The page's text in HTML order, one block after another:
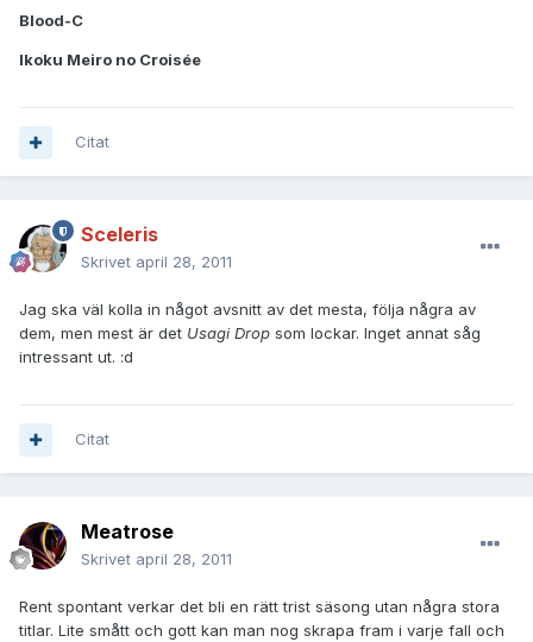
Blood-C
Ikoku Meiro no Croisée
Citat
Sceleris
Skrivet april 28, 2011
Jag ska väl kolla in något avsnitt av det mesta, följa några av
dem, men mest är det Usagi Drop som lockar. Inget annat såg
intressant ut. :d
Citat
Meatrose
Skrivet april 28, 2011
Rent spontant verkar det bli en rätt trist säsong utan några stora
titlar. Lite smått och gott kan man nog skrapa fram i varje fall och